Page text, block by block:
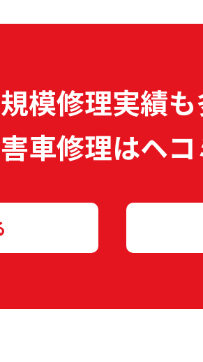
模修理実績
車修理はヘコ